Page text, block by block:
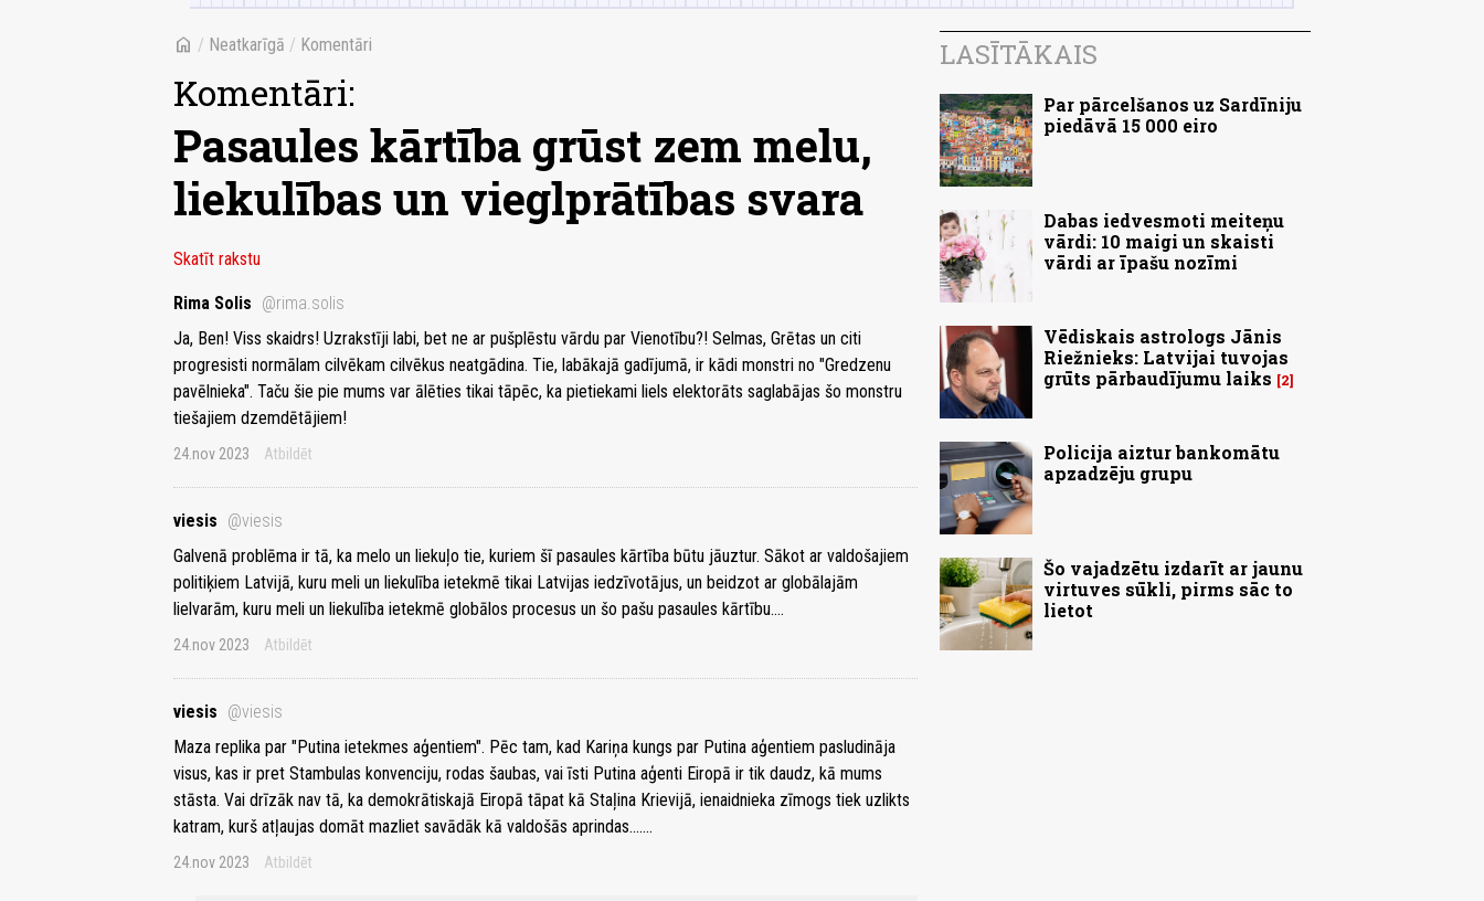
home / Neatkarīgā / Komentāri
Komentāri:
Pasaules kārtība grūst zem melu,
liekulības un vieglprātības svara
Skatīt rakstu
Rima Solis @rima.solis
Ja, Ben! Viss skaidrs! Uzrakstīji labi, bet ne ar pušplēstu vārdu par Vienotību?! Selmas, Grētas un citi
progresisti normālam cilvēkam cilvēkus neatgādina. Tie, labākajā gadījumā, ir kādi monstri no "Gredzenu
pavēlnieka". Taču šie pie mums var ālēties tikai tāpēc, ka pietiekami liels elektorāts saglabājas šo monstru
tiešajiem dzemdētājiem!
24.nov 2023 Atbildēt
viesis @viesis
Galvenā problēma ir tā, ka melo un liekuļo tie, kuriem šī pasaules kārtība būtu jāuztur. Sākot ar valdošajiem
politiķiem Latvijā, kuru meli un liekulība ietekmē tikai Latvijas iedzīvotājus, un beidzot ar globālajām
lielvarām, kuru meli un liekulība ietekmē globālos procesus un šo pašu pasaules kārtību....
24.nov 2023 Atbildēt
viesis @viesis
Maza replika par "Putina ietekmes aģentiem". Pēc tam, kad Kariņa kungs par Putina aģentiem pasludināja
visus, kas ir pret Stambulas konvenciju, rodas šaubas, vai īsti Putina aģenti Eiropā ir tik daudz, kā mums
stāsta. Vai drīzāk nav tā, ka demokrātiskajā Eiropā tāpat kā Staļina Krievijā, ienaidnieka zīmogs tiek uzlikts
katram, kurš atļaujas domāt mazliet savādāk kā valdošās aprindas.......
24.nov 2023 Atbildēt
LASĪTĀKAIS
Par pārcelšanos uz Sardīniju
piedāvā 15 000 eiro
Dabas iedvesmoti meiteņu
vārdi: 10 maigi un skaisti
vārdi ar īpašu nozīmi
Vēdiskais astrologs Jānis
Riežnieks: Latvijai tuvojas
grūts pārbaudījumu laiks
2
Policija aiztur bankomātu
apzadzēju grupu
Šo vajadzētu izdarīt ar jaunu
virtuves sūkli, pirms sāc to
lietot